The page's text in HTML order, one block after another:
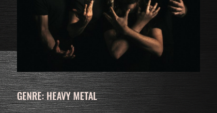
GENRE: HEAVY METAL